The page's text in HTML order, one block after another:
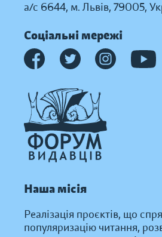
а/с 6644, м. Львів, 79005,
Соціальні мережі
Наша місія
Реалізація проєктів, що
популяризацію читання,